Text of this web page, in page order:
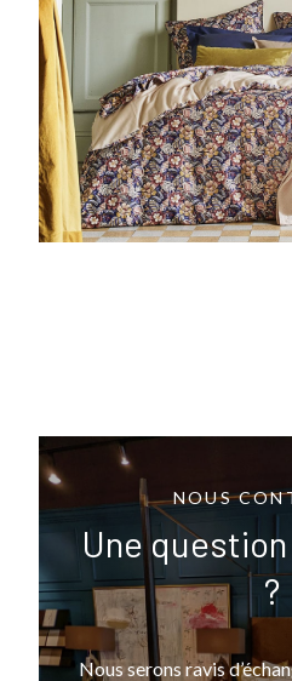
NOUS
Une
?
Nous serons ravis